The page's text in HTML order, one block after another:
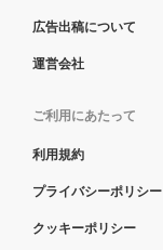
広告出稿について
運営会社
ご利用にあたって
利用規約
プライバシーポリシー
クッキーポリシー